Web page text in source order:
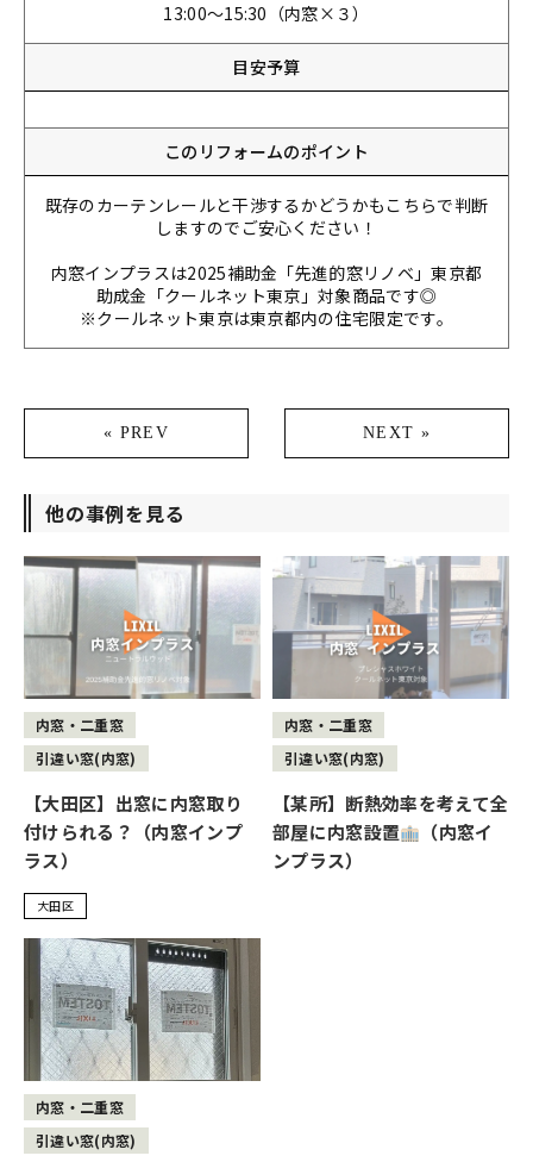
13:00～15:30（内窓×３）
目安予算
このリフォームのポイント
既存のカーテンレールと干渉するかどうかもこちらで判断
しますのでご安心ください！
内窓インプラスは2025補助金「先進的窓リノベ」東京都
助成金「クールネット東京」対象商品です◎
※クールネット東京は東京都内の住宅限定です。
« PREV NEXT »
他の事例を見る
内窓・二重窓
引違い窓(内窓)
【大田区】出窓に内窓取り
付けられる？（内窓インプ
ラス）
大田区
内窓・二重窓
引違い窓(内窓)
【某所】断熱効率を考えて全
部屋に内窓設置
（内窓イ
ンプラス）
内窓・二重窓
引違い窓(内窓)